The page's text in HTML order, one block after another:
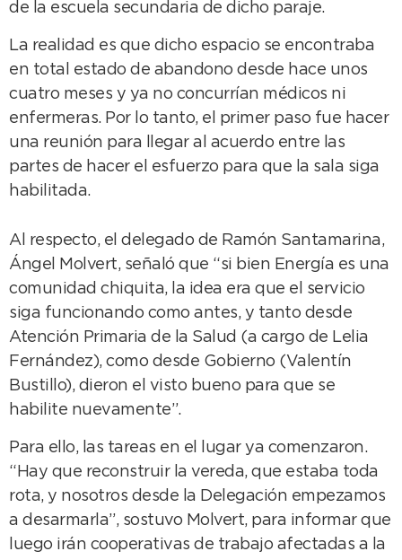
de la escuela secundaria de dicho paraje.
La realidad es que dicho espacio se encontraba
en total estado de abandono desde hace unos
cuatro meses y ya no concurrían médicos ni
enfermeras. Por lo tanto, el primer paso fue hacer
una reunión para llegar al acuerdo entre las
partes de hacer el esfuerzo para que la sala siga
habilitada.
Al respecto, el delegado de Ramón Santamarina,
Ángel Molvert, señaló que “si bien Energía es una
comunidad chiquita, la idea era que el servicio
siga funcionando como antes, y tanto desde
Atención Primaria de la Salud (a cargo de Lelia
Fernández), como desde Gobierno (Valentín
Bustillo), dieron el visto bueno para que se
habilite nuevamente”.
Para ello, las tareas en el lugar ya comenzaron.
“Hay que reconstruir la vereda, que estaba toda
rota, y nosotros desde la Delegación empezamos
a desarmarla”, sostuvo Molvert, para informar que
luego irán cooperativas de trabajo afectadas a la